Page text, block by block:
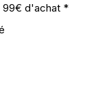
99€ d'achat *